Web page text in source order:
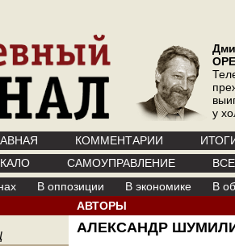
у
КОММЕНТАРИИ
САМОУПРАВЛЕНИЕ
В оппозиции В экономике
В
АВТОРЫ
АЛЕКСАНДР